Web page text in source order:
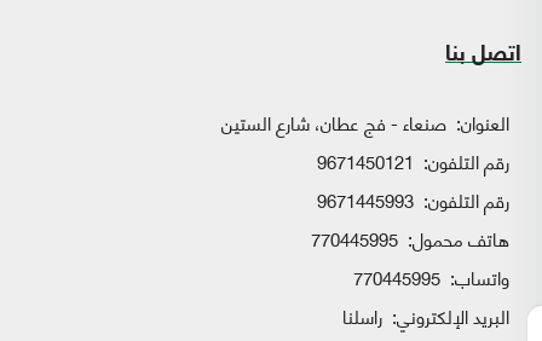
اتصل بنا
العنوان: صنعاء - فج عطان، شارع الستين
رقم التلفون: 9671450121
رقم التلفون: 9671445993
هاتف محمول: 770445995
واتساب:
البريد الإلكتروني: راسلنا